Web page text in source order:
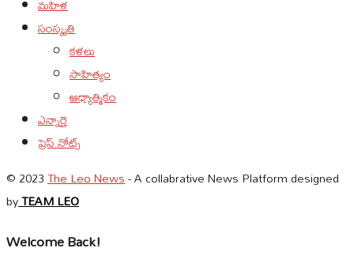
మహిళ
సంస్కృతి
కళలు
సాహిత్యం
ఆధ్యాత్మికం
ఎన్నారై
ప్రెస్ నోట్స్
© 2023The Leo News- A collabrative News Platform designed
byTEAM LEO
Welcome Back!